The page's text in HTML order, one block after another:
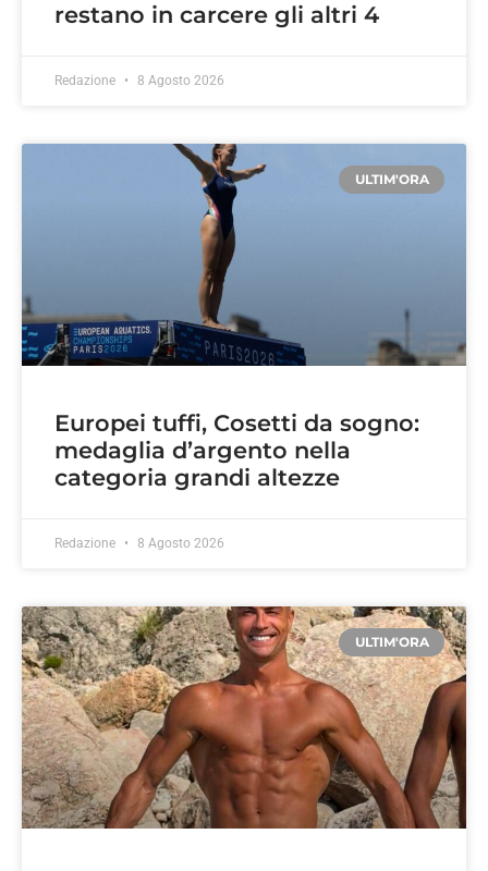
restano in carcere gli altri 4
Redazione 8 Agosto 2026
ULTIM'ORA
Europei tuffi, Cosetti da sogno:
medaglia d’argento nella
categoria grandi altezze
Redazione 8 Agosto 2026
ULTIM'ORA